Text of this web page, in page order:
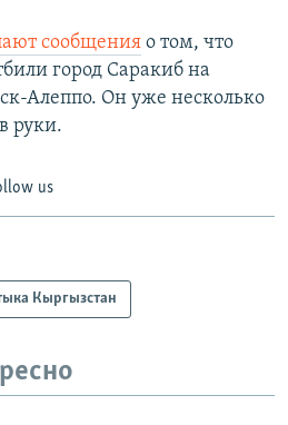
сообщения о том, что
город Саракиб на
Алеппо. Он уже несколько
руки.
us
Кыргызстан